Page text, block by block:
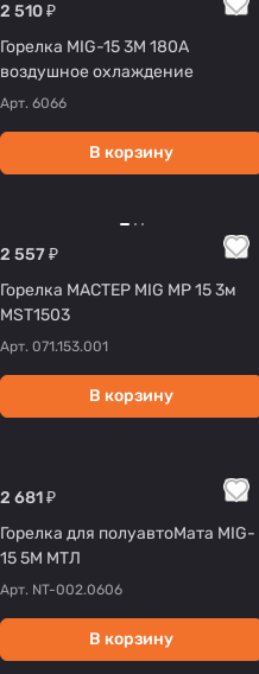
2 510 ₽
Горелка MIG-15 3М 180A
воздушное охлаждение
Арт. 6066
В корзину
2 557 ₽
Горелка МАСТЕР MIG MP 15 3м
MST1503
Арт. 071.153.001
В корзину
2 681 ₽
Горелка для полуавтоМата MIG-
15 5М МТЛ
Арт. NT-002.0606
В корзину